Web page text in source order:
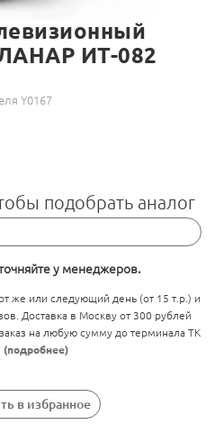
ИТ-082
Y0167
подобрать аналог
у менеджеров.
же или следующий день (от 15 т.р.) и
Доставка в Москву от 300 рублей
на любую сумму до терминала ТК
(подробнее)
в избранное